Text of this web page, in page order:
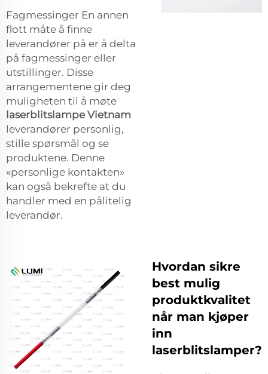
Fagmessinger En annen
flott måte å finne
leverandører på er å delta
på fagmessinger eller
utstillinger. Disse
arrangementene gir deg
muligheten til å møte
laserblitslampe Vietnam
leverandører personlig,
stille spørsmål og se
produktene. Denne
«personlige kontakten»
kan også bekrefte at du
handler med en pålitelig
leverandør.
Hvordan sikre
best mulig
produktkvalitet
når man kjøper
inn
laserblitslamper?